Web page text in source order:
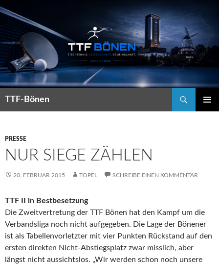
TTF-Bönen
PRESSE
NUR SIEGE ZÄHLEN
20. FEBRUAR 2015 TOPEL SCHREIBE EINEN KOMMENTAR
TTF II in Bestbesetzung
Die Zweitvertretung der TTF Bönen hat den Kampf um die
Verbandsliga noch nicht aufgegeben. Die Lage der Bönener
ist als Tabellenvorletzter mit vier Punkten Rückstand auf den
ersten direkten Nicht-Abstiegsplatz zwar misslich, aber
längst nicht aussichtslos. „Wir werden schon noch unsere